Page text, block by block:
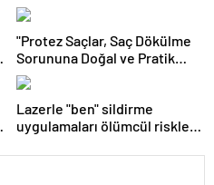
"Protez Saçlar, Saç Dökülme
Sorununa Doğal ve Pratik
Çözüm Sunuyor"
Lazerle "ben" sildirme
uygulamaları ölümcül risklere